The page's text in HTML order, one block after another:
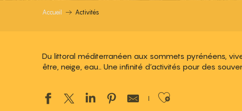
Accueil Activités
Du littoral méditerranéen aux sommets pyrénéens,
être, neige, eau… Une infinité d’activités pour des
Ajouter